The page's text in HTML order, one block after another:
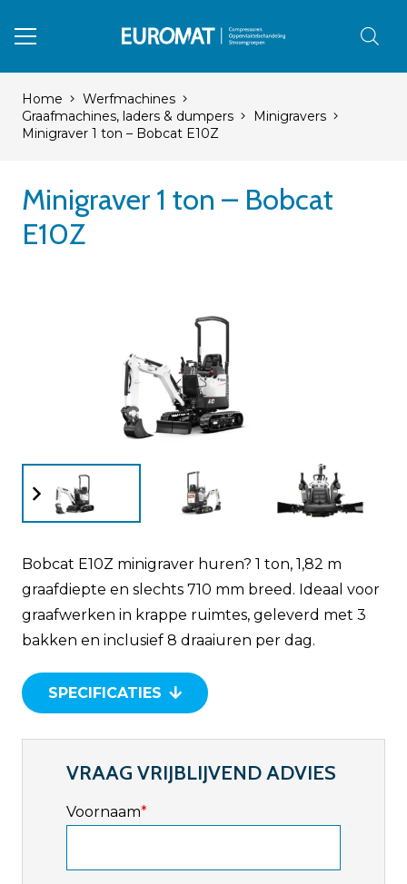
Home
Werfmachines
Graafmachines, laders & dumpers
Minigravers
Minigraver 1 ton – Bobcat E10Z
Minigraver 1 ton – Bobcat
E10Z
Bobcat E10Z minigraver huren? 1 ton, 1,82 m
graafdiepte en slechts 710 mm breed. Ideaal voor
graafwerken in krappe ruimtes, geleverd met 3
bakken en inclusief 8 draaiuren per dag.
SPECIFICATIES
VRAAG VRIJBLIJVEND ADVIES
Voornaam*